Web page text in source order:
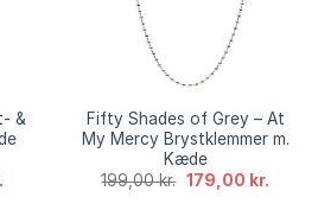
&
Den
Fifty Shades of Grey – At
My Mercy Brystklemmer m.
Kæde
199,00kr. Den
oprindelige
179,00 kr.Den